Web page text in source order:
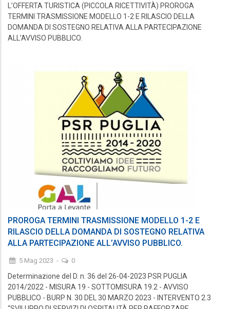
L’OFFERTA TURISTICA (PICCOLA RICETTIVITÀ) PROROGA
TERMINI TRASMISSIONE MODELLO 1-2 E RILASCIO DELLA
DOMANDA DI SOSTEGNO RELATIVA ALLA PARTECIPAZIONE
ALL’AVVISO PUBBLICO.
PROROGA TERMINI TRASMISSIONE MODELLO 1-2 E
RILASCIO DELLA DOMANDA DI SOSTEGNO RELATIVA
ALLA PARTECIPAZIONE ALL’AVVISO PUBBLICO.
5 Mag 2023 - 0
Determinazione del D. n. 36 del 26-04-2023 PSR PUGLIA
2014/2022 - MISURA 19 - SOTTOMISURA 19.2 - AVVISO
PUBBLICO - BURP N. 30 DEL 30 MARZO 2023 - INTERVENTO 2.3